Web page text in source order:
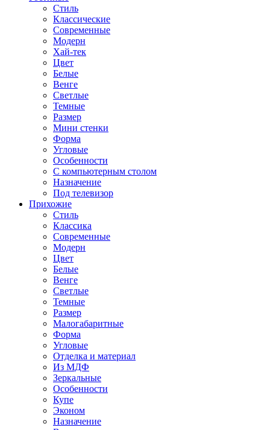
Стиль
Классические
Современные
Модерн
Хай-тек
Цвет
Белые
Венге
Светлые
Темные
Размер
Мини стенки
Форма
Угловые
Особенности
С компьютерным столом
Назначение
Под телевизор
Прихожие
Стиль
Классика
Современные
Модерн
Цвет
Белые
Венге
Светлые
Темные
Размер
Малогабаритные
Форма
Угловые
Отделка и материал
Из МДФ
Зеркальные
Особенности
Купе
Эконом
Назначение